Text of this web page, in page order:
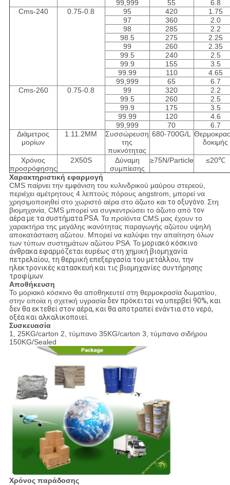
99,999 55
6.8
Cms-240
0.75-0.8 95 420
1.75
97
360
2.0
98
285
2.2
98.5
275
2.25
99
260
2.35
99.5
240
2.5
99.9
155
3.5
99.99
110
4.65
99,999
65
6.7
Cms-260
0.75-0.8 99 320
2.2
99.5
260
2.5
99.9
175
3.5
99.99
120
4.6
99,999
70
6.7
Διάμετρος
μορίων
1.11.2MM
Συσσώρευση
της
πυκνότητας
680-700G/L
δοκιμής
Χρόνος
προσρόφησης
2X50S
Δύναμη
συμπίεσης
≥75N/Particle ≤20℃
Χαρακτηριστική εφαρμογή
CMS παίρνει την εμφάνιση του κυλινδρικού μαύρου στερεού,
περιέχει αμέτρητους 4 λεπτούς πόρους angstrom, μπορεί να
χρησιμοποιηθεί στο χωριστό αέρα στο άζωτο καιτο οξυγόνο. Στη
βιομηχανία, CMS μπορεί να συγκεντρώσει το άζωτο απότον
αέραμε τα συστήματα PSA. Τα προϊόντα CMS μας έχουν το
χαρακτήρα της μεγάλης ικανότητας παραγωγής αζώτου υψηλή
αποκατάσταση αζώτου. Μπορεί να καλύψει την απαίτηση όλων
των τύπων συστημάτων αζώτου PSA. Τομοριακό κόσκινο
άνθρακα εφαρμόζεται ευρέως στη χημική βιομηχανία
πετρελαίου, τη θερμική επεξεργασία του μετάλλου, την
ηλεκτρονικές κατασκευή και τις βιομηχανίες συντήρησης
τροφίμων.
Αποθήκευση
Το μοριακό κόσκινο θα αποθηκευτεί στη θερμοκρασία δωματίου,
στην οποία η σχετική υγρασίαδεν πρόκειται να υπερβεί90%, και
δεν θα εκτεθείστον αέρα, και θα αποτραπεί ενάντια στο νερό,
οξέα και αλκαλικοποιεί.
Συσκευασία
1, 25KG/carton 2, τύμπανο 35KG/carton 3, τύμπανο σιδήρου
150KG/Sealed
Χρόνος παράδοσης